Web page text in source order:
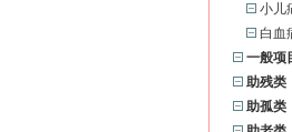
小儿
白血
一般项
助残类
助孤类